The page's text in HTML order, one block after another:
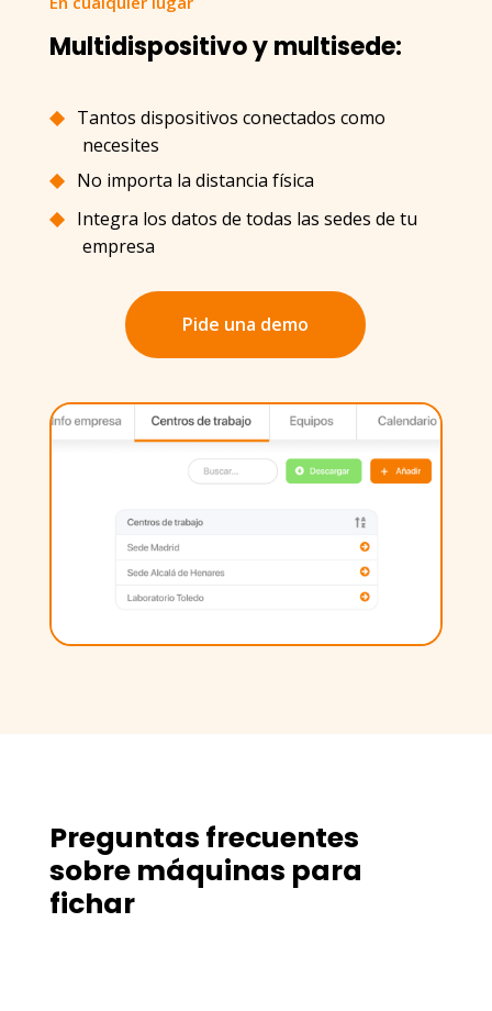
Multidispositivo y multisede:
Tantos dispositivos conectados como
necesites
No importa la distancia física
Integra los datos de todas las sedes de tu
empresa
Pide una demo
Preguntas frecuentes
sobre máquinas para
fichar